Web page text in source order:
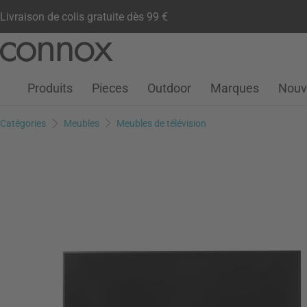
Livraison de colis gratuite dès 99 €
contenu
Compte clientListe de souhaits
Warenkorb
Produits Pieces Outdoor Marques
Catégories Meubles Meubles de télévision